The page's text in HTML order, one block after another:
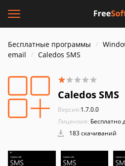
Бесплатные программы
email
Caledos SMS
Caledos SMS
Версия:1.7.0.0
Лицензия: Бесплатно
183 скачиваний